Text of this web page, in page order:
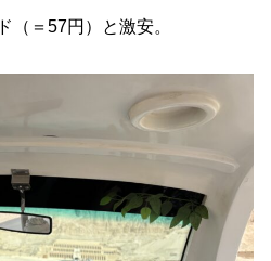
（＝57円）と激安。